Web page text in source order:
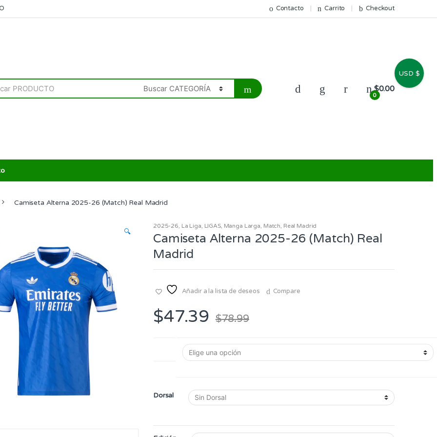
Contacto Carrito Checkout
0
$0.00
Camiseta Alterna 2025-26 (Match) Real Madrid
🔍
2025-26, La Liga, LIGAS, Manga Larga, Match, Real Madrid
Camiseta Alterna 2025-26 (Match) Real
Madrid
Añadir a la lista de deseos Compare
$47.39 $78.99
Dorsal
USD $